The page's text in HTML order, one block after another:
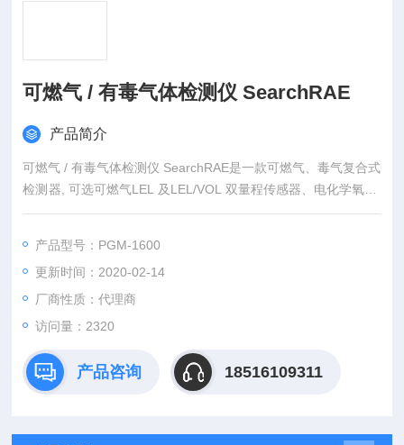
可燃气 / 有毒气体检测仪 SearchRAE
产品简介
可燃气 / 有毒气体检测仪 SearchRAE是一款可燃气、毒气复合式
检测器, 可选可燃气LEL 及LEL/VOL 双量程传感器、电化学氧气/
毒气传感器及MOS 传感器, 体积小巧, 携带方便, 内置中文菜单,
产品型号：PGM-1600
更新时间：2020-02-14
厂商性质：代理商
访问量：2320
产品咨询 18516109311